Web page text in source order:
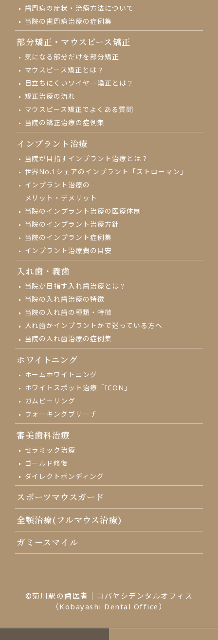
歯周病の症状・治療方法について
当院の歯周病治療の症例集
部分矯正・ マウスピース矯正
気になる部分だけを部分矯正
マウスピース矯正とは？
目立ちにくいワイヤー矯正とは？
矯正治療の流れ
マウスピース矯正でよくある質問
当院の矯正治療の症例集
インプラント治療
当院が目指すインプラント治療とは？
世界No.1シェアの インプラント「ストローマン」
インプラント治療の
メリット・デメリット
当院のインプラント治療の 医療体制
当院のインプラント治療方針
当院のインプラント症例集
インプラント治療費の目安
入れ歯・義歯
当院が目指す入れ歯治療とは？
当院の入れ歯治療の特徴
当院の入れ歯の種類・特徴
入れ歯かインプラントかで迷っている方へ
当院の入れ歯治療の症例集
ホワイトニング
ホームホワイトニング
ホワイトスポット治療「ICON」
ガムピーリング
ウォーキングブリーチ
審美歯科治療
セラミック治療
ゴールド修復
ダイレクトボンディング
スポーツマウスガード
全顎治療(フルマウス治療)
ガミースマイル
©菊川駅の歯医者｜コバヤシデンタルオフィス
（Kobayashi Dental Office）